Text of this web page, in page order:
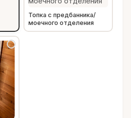
Топка с предбанника/
моечного отделения